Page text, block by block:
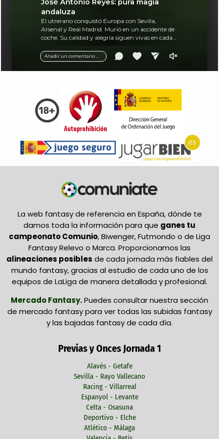
Añadir un comentario ...
José Antonio Reyes: pura magia
andaluza
El utrerano conquistó Europa con Sevilla,
Arsenal y Real Madrid. Murió en un accidente de
coche. Su calidad y alegría siguen vivas en cada
La web fantasy de referencia en España, dónde te
damos toda la información para que ganes tu
campeonato Comunio, Biwenger, Futmondo o de Liga
Fantasy Relevo o Marca. Proporcionamos las
alineaciones posibles de cada jornada más fiables del
mundo fantasy, gracias al estudio de cada uno de los
equipos de LaLiga de manera detallada y profesional.
Mercado Fantasy.Puedes consultar nuestra sección
de mercado fantasy para ver todas las subidas fantasy
y las bajadas fantasy de cada día.
Previas y Onces Jornada 1
Alavés - Getafe
Sevilla - Rayo Vallecano
Racing - Villarreal
Espanyol - Levante
Celta - Osasuna
Deportivo - Elche
Atlético - Málaga